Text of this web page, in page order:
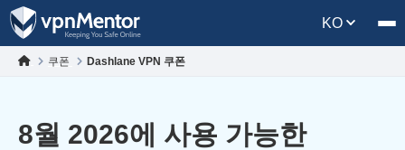
KO
쿠폰 Dashlane VPN 쿠폰
8월 2026에 사용 가능한